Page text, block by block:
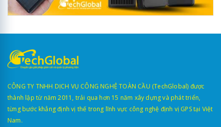
CÔNG TY TNHH DỊCH VỤ CÔNG NGHỆ TOÀN CẦU (TechGlobal) được
thành lập từ năm 2011, trải qua hơn 15 năm xây dựng và phát triển,
từng bước khẳng định vị thế trong lĩnh vực công nghệ định vị GPS tại Việt
Nam.